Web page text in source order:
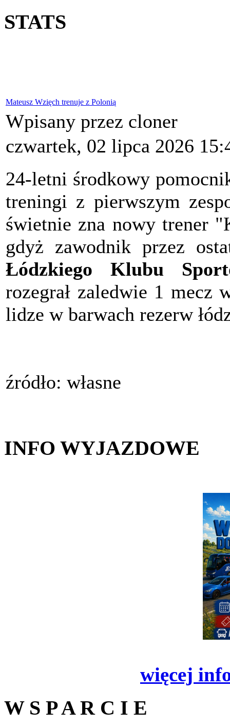
STATS
Mateusz Wzięch trenuje z Polonią
Wpisany przez cloner
czwartek, 02 lipca 2026
24-letni środkowy
treningi z pierwszym
świetnie zna nowy trener
gdyż zawodnik przez
Łódzkiego Klubu
rozegrał zaledwie 1
lidze w barwach rezerw
źródło: własne
INFO WYJAZDOWE
więcej
W S P A R C I E